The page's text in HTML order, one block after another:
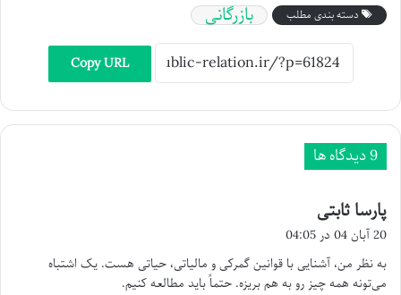
دسته بندی مطلب بازرگانی
Copy URL
‫9 دیدگاه ها
پارسا ثابتی
ف
:
20 آبان 04 در 04:05
به نظر من، آشنایی با قوانین گمرکی و مالیاتی، حیاتی هست. یک اشتباه
می‌تونه همه چیز رو به هم بریزه. حتماً باید مطالعه کنیم.